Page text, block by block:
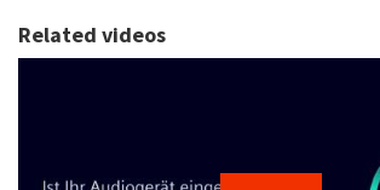
Related videos